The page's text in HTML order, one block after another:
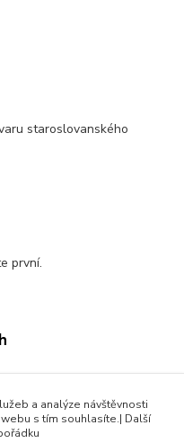
staroslovanského
první.
a analýze návštěvnosti
s tím souhlasíte.| Další